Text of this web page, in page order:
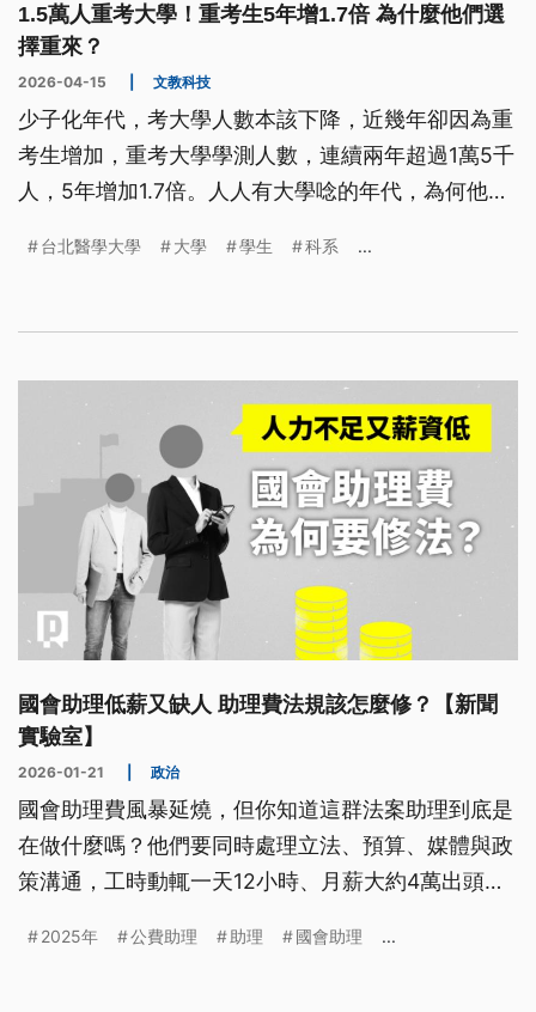
1.5萬人重考大學！重考生5年增1.7倍 為什麼他們選
擇重來？
2026-04-15 文教科技
少子化年代，考大學人數本該下降，近幾年卻因為重
考生增加，重考大學學測人數，連續兩年超過1萬5千
人，5年增加1.7倍。人人有大學唸的年代，為何他們
台北醫學大學 大學 學生 科系 ...
國會助理低薪又缺人 助理費法規該怎麼修？【新聞
實驗室】
2026-01-21 政治
國會助理費風暴延燒，但你知道這群法案助理到底是
在做什麼嗎？他們要同時處理立法、預算、媒體與政
策溝通，工時動輒一天12小時、月薪大約4萬出頭，
薪又缺人？現行助理費規範有什麼漏洞？修正《立法
2025年 公費助理 助理 國會助理 ...